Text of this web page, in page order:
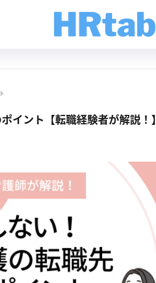
イント【転職経験者が解説！】